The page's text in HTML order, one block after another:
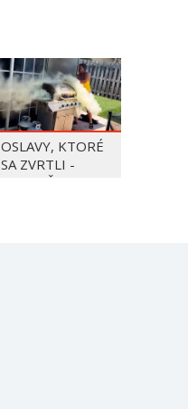
OSLAVY, KTORÉ
SA ZVRTLI -
NAJLEPŠIE